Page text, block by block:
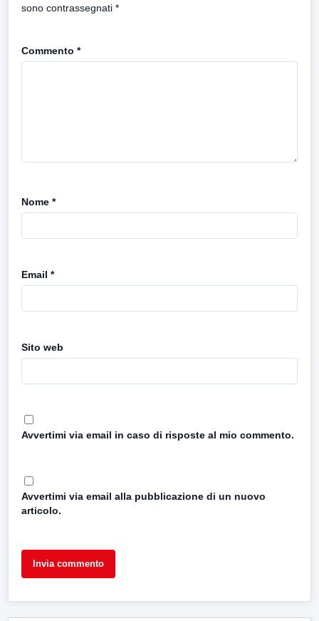
sono contrassegnati *
Commento *
Nome *
Email *
Sito web
Avvertimi via email in caso di risposte al mio commento.
Avvertimi via email alla pubblicazione di un nuovo
articolo.